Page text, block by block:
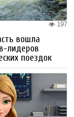
197
вошла
лидеров
поездок